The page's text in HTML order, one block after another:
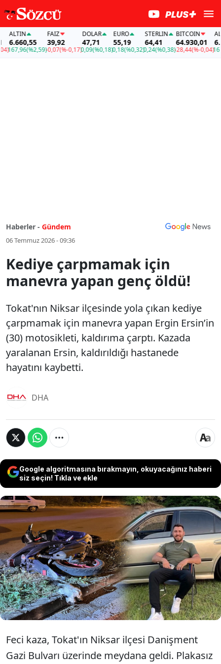
ALTIN
6.660,55
167,96(%2,59)
FAİZ
39,92
-0,07(%-0,17)
DOLAR
47,71
0,09(%0,18)
EURO
55,19
0,18(%0,32)
STERLIN
64,41
0,24(%0,38)
BITCOIN
64.930,01
-28,44(%-0,04)
Haberler - Gündem
06 Temmuz 2026 - 09:36
Kediye çarpmamak için
manevra yapan genç öldü!
Tokat'nın Niksar ilçesinde yola çıkan kediye
çarpmamak için manevra yapan Ergin Ersin’in
(30) motosikleti, kaldırıma çarptı. Kazada
yaralanan Ersin, kaldırıldığı hastanede
hayatını kaybetti.
DHA
Google algoritmasına bırakmayın, okuyacağınız haberi
siz seçin! Tıkla ve ekle
Tokat'nın Niksar ilçesinde yola çıkan kediye
çarpmamak için manevra yapan Ergin
Ersin’in (30) motosikleti, kaldırıma çarptı.
Kazada yaralanan Ersin, kaldırıldığı
hastanede hayatını kaybetti.
Feci kaza, Tokat'ın Niksar ilçesi Danişment
Gazi Bulvarı üzerinde meydana geldi. Plakasız